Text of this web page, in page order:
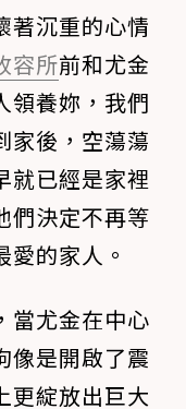
著沉重的心情
容所前和尤金
領養妳，我們
家後，空蕩蕩
就已經是家裡
們決定不再等
的家人。
當尤金在中心
像是開啟了震
更綻放出巨大